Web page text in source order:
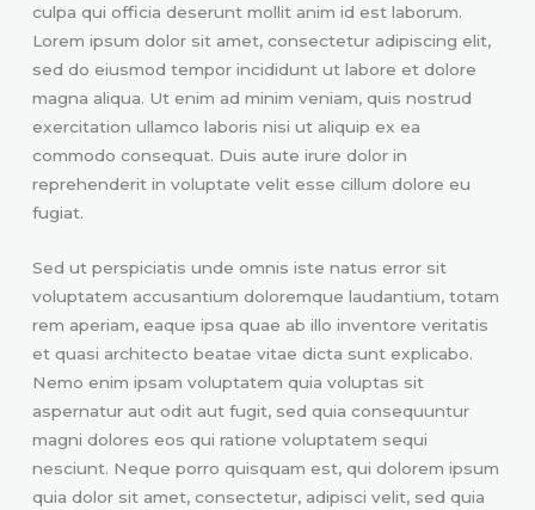
culpa qui officia deserunt mollit anim id est laborum.
Lorem ipsum dolor sit amet, consectetur adipiscing elit,
sed do eiusmod tempor incididunt ut labore et dolore
magna aliqua. Ut enim ad minim veniam, quis nostrud
exercitation ullamco laboris nisi ut aliquip ex ea
commodo consequat. Duis aute irure dolor in
reprehenderit in voluptate velit esse cillum dolore eu
fugiat.
Sed ut perspiciatis unde omnis iste natus error sit
voluptatem accusantium doloremque laudantium, totam
rem aperiam, eaque ipsa quae ab illo inventore veritatis
et quasi architecto beatae vitae dicta sunt explicabo.
Nemo enim ipsam voluptatem quia voluptas sit
aspernatur aut odit aut fugit, sed quia consequuntur
magni dolores eos qui ratione voluptatem sequi
nesciunt. Neque porro quisquam est, qui dolorem ipsum
quia dolor sit amet, consectetur, adipisci velit, sed quia